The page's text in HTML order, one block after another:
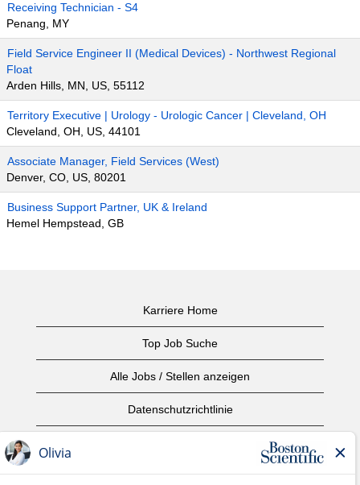
Receiving Technician - S4
Penang, MY
Field Service Engineer II (Medical Devices) - Northwest Regional
Float
Arden Hills, MN, US, 55112
Territory Executive | Urology - Urologic Cancer | Cleveland, OH
Cleveland, OH, US, 44101
Associate Manager, Field Services (West)
Denver, CO, US, 80201
Business Support Partner, UK & Ireland
Hemel Hempstead, GB
Karriere Home
Top Job Suche
Alle Jobs / Stellen anzeigen
Datenschutzrichtlinie
Urheberrecht